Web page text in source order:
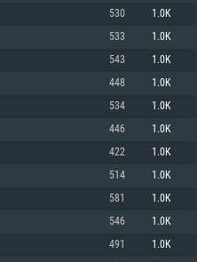
AMD Radeon 77XX / NVIDIA
)
은 지원하지 않습니다)
5200 (Mac), 혹은 이와 비슷한 성
소 해상도: 720p
)
래픽 드라이버를 지원하는 NVIDIA
가지며 최신 그래픽 드라이버를 지
해상도 720p)
)
530 1.0K
533 1.0K
543 1.0K
448 1.0K
534 1.0K
446 1.0K
422 1.0K
514 1.0K
581 1.0K
546 1.0K
491 1.0K